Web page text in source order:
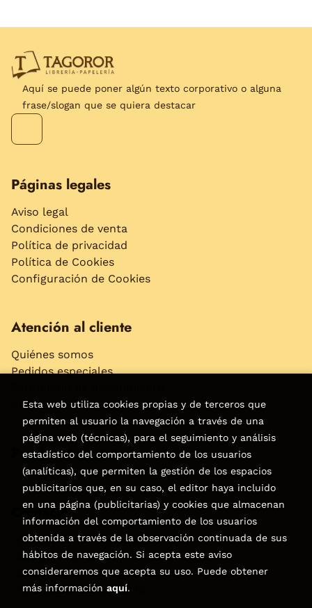
Aquí se puede poner algún texto corporativo o alguna
frase/slogan que se quiera destacar
Páginas legales
Aviso legal
Condiciones de venta
Política de privacidad
Política de Cookies
Configuración de Cookies
Atención al cliente
Quiénes somos
Pedidos especiales
Accesibilidad
Puede interesarte
Contacto
C/Virgen de la Peña, 15
928858050–928531142
pedidos@libreriatagoror.com
Formulario de contacto
Esta web utiliza cookies propias y de terceros que
permiten al usuario la navegación a través de una
página web (técnicas), para el seguimiento y análisis
estadístico del comportamiento de los usuarios
(analíticas), que permiten la gestión de los espacios
publicitarios que, en su caso, el editor haya incluido
en una página (publicitarias) y cookies que almacenan
información del comportamiento de los usuarios
obtenida a través de la observación continuada de sus
hábitos de navegación. Si acepta este aviso
consideraremos que acepta su uso. Puede obtener
más información aquí.